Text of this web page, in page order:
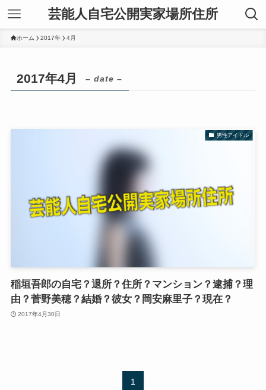
芸能人自宅公開実家場所住所
ホーム 2017年 4月
2017年4月 – date –
男性アイドル
稲垣吾郎の自宅？退所？住所？マンション？逮捕？理
由？菅野美穂？結婚？彼女？岡安麻里子？現在？
2017年4月30日
1